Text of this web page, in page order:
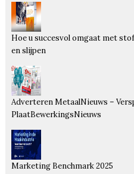
Hoe u succesvol omgaat met
en slijpen
Adverteren MetaalNieuws –
PlaatBewerkingsNieuws
Marketing Benchmark 2025